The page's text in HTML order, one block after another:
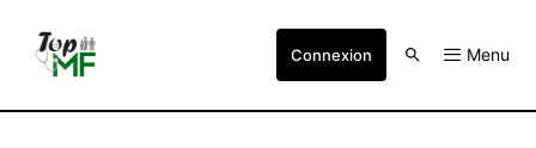
Connexion Menu